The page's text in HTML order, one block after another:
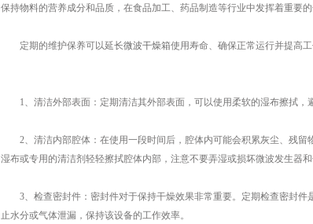
保持物料的营养成分和品质，在食品加工、药品制造等行业中发挥着重要
定期的维护保养可以延长微波干燥箱使用寿命、确保正常运行并提高
1、清洁外部表面：定期清洁其外部表面，可以使用柔软的湿布擦拭，
2、清洁内部腔体：在使用一段时间后，腔体内可能会积累灰尘、残留
湿布或专用的清洁剂轻轻擦拭腔体内部，注意不要弄湿或损坏微波发生器和
3、检查密封件：密封件对于保持干燥效果非常重要。定期检查密封件
止水分或气体泄漏，保持该设备的工作效率。